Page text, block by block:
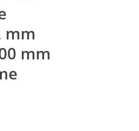
mm
mm